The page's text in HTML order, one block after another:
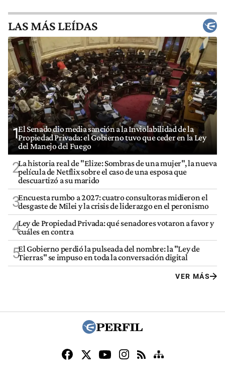
LAS MÁS LEÍDAS
1El Senado dio media sanción a la Inviolabilidad de la
Propiedad Privada: el Gobierno tuvo que ceder en la Ley
del Manejo del Fuego
2La historia real de "Elize: Sombras de una mujer", la nueva
película de Netflix sobre el caso de una esposa que
descuartizó a su marido
3Encuesta rumbo a 2027: cuatro consultoras midieron el
desgaste de Milei y la crisis de liderazgo en el peronismo
4Ley de Propiedad Privada: qué senadores votaron a favor y
cuáles en contra
5El Gobierno perdió la pulseada del nombre: la "Ley de
Tierras" se impuso en toda la conversación digital
VER MÁS